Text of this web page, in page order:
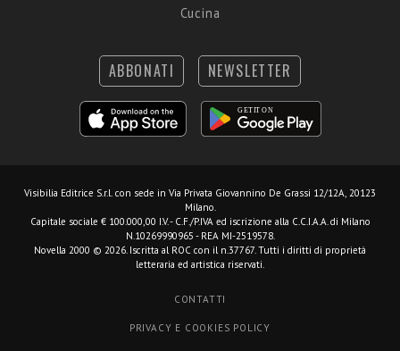
Cucina
ABBONATI NEWSLETTER
Visibilia Editrice S.r.l. con sede in Via Privata Giovannino De Grassi 12/12A, 20123
Milano.
Capitale sociale € 100.000,00 I.V. - C.F./P.IVA ed iscrizione alla C.C.I.A.A. di Milano
N.10269990965 - REA MI-2519578.
Novella 2000 © 2026. Iscritta al ROC con il n.37767. Tutti i diritti di proprietà
letteraria ed artistica riservati.
CONTATTI
PRIVACY E COOKIES POLICY